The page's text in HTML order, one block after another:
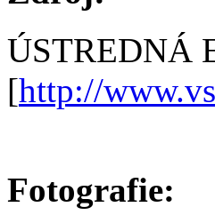
ÚSTREDNÁ
[http://
Fotografie: